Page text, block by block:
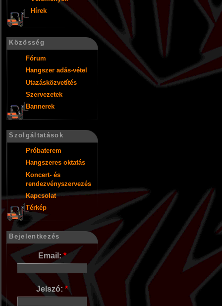
Hírek
Közösség
Fórum
Hangszer adás-vétel
Utazásközvetítés
Szervezetek
Bannerek
Szolgáltatások
Próbaterem
Hangszeres oktatás
Koncert- és
rendezvényszervezés
Kapcsolat
Térkép
Bejelentkezés
Email:*
Jelszó:*